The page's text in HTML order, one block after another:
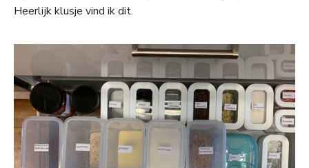
Heerlijk klusje vind ik dit.